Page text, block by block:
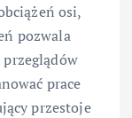
osi,
pozwala
prace
przestoje